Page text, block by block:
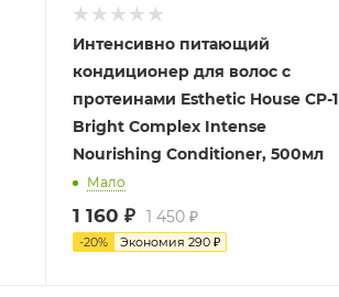
Интенсивно питающий
кондиционер для волос с
протеинами Esthetic House CP-1
Bright Complex Intense
Nourishing Conditioner, 500мл
Мало
1 160 ₽ 1 450 ₽
-20% Экономия 290 ₽